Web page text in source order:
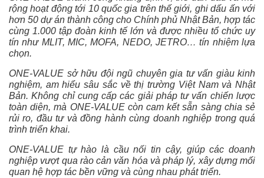
rộng hoạt động tới 10 quốc gia trên thế giới, ghi dấu ấn với
hơn 50 dự án thành công cho Chính phủ Nhật Bản, hợp tác
cùng 1.000 tập đoàn kinh tế lớn và được nhiều tổ chức uy
tín như MLIT, MIC, MOFA, NEDO, JETRO… tín nhiệm lựa
chọn.
ONE-VALUE sở hữu đội ngũ chuyên gia tư vấn giàu kinh
nghiệm, am hiểu sâu sắc về thị trường Việt Nam và Nhật
Bản. Không chỉ cung cấp các giải pháp tư vấn chiến lược
toàn diện, mà ONE-VALUE còn cam kết sẵn sàng chia sẻ
rủi ro, đầu tư và đồng hành cùng doanh nghiệp trong quá
trình triển khai.
ONE-VALUE tự hào là cầu nối tin cậy, giúp các doanh
nghiệp vượt qua rào cản văn hóa và pháp lý, xây dựng mối
quan hệ hợp tác bền vững và cùng nhau phát triển.